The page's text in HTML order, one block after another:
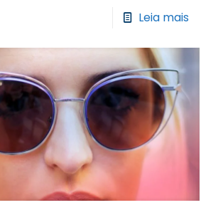
Leia mais